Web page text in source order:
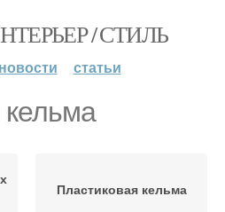
/ СТИЛЬ
новости статьи
Пластиковая кельма